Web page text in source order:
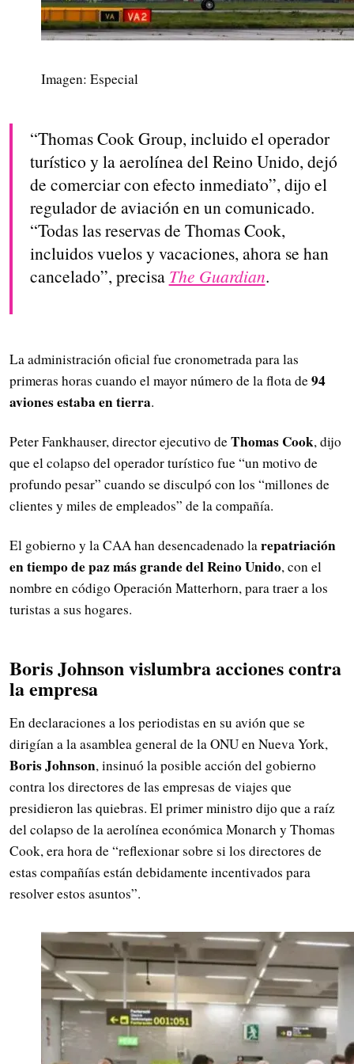
Imagen: Especial
“Thomas Cook Group, incluido el operador
turístico y la aerolínea del Reino Unido, dejó
de comerciar con efecto inmediato”, dijo el
regulador de aviación en un comunicado.
“Todas las reservas de Thomas Cook,
incluidos vuelos y vacaciones, ahora se han
cancelado”, precisa The Guardian.
La administración oficial fue cronometrada para las
primeras horas cuando el mayor número de la flota de94
aviones estaba en tierra.
Peter Fankhauser, director ejecutivo deThomas Cook, dijo
que el colapso del operador turístico fue “un motivo de
profundo pesar” cuando se disculpó con los “millones de
clientes y miles de empleados” de la compañía.
El gobierno y la CAA han desencadenado larepatriación
en tiempo de paz más grande del Reino Unido, con el
nombre en código Operación Matterhorn, para traer a los
turistas a sus hogares.
Boris Johnson vislumbra acciones contra
la empresa
En declaraciones a los periodistas en su avión que se
dirigían a la asamblea general de la ONU en Nueva York,
Boris Johnson, insinuó la posible acción del gobierno
contra los directores de las empresas de viajes que
presidieron las quiebras. El primer ministro dijo que a raíz
del colapso de la aerolínea económica Monarch y Thomas
Cook, era hora de “reflexionar sobre si los directores de
estas compañías están debidamente incentivados para
resolver estos asuntos”.